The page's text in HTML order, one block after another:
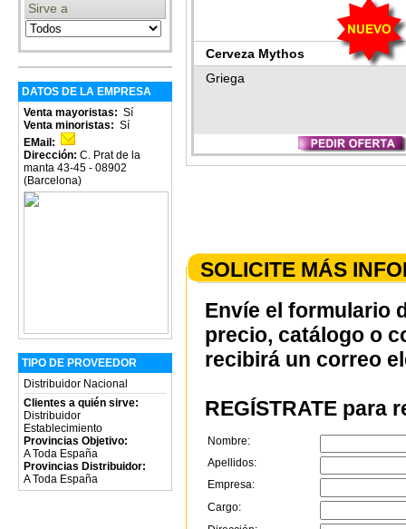
Sirve a
DATOS DE LA EMPRESA
Venta mayoristas: Sí
Venta minoristas: Sí
EMail:
Dirección: C. Prat de la
manta 43-45 - 08902
(Barcelona)
TIPO DE PROVEEDOR
Distribuidor Nacional
Clientes a quién sirve:
Distribuidor
Establecimiento
Provincias Objetivo:
A Toda España
Provincias Distribuidor:
A Toda España
Cerveza Mythos
Griega
SOLICITE MÁS
Envíe el formulario
precio, catálogo o
recibirá un correo
REGÍSTRATE para
Nombre:
Apellidos:
Empresa:
Cargo: